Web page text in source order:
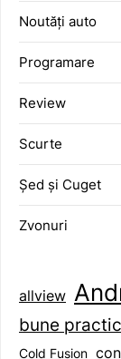
Noutăți auto
Programare
Review
Scurte
Șed și Cuget
Zvonuri
allview
bune
Cold Fusion